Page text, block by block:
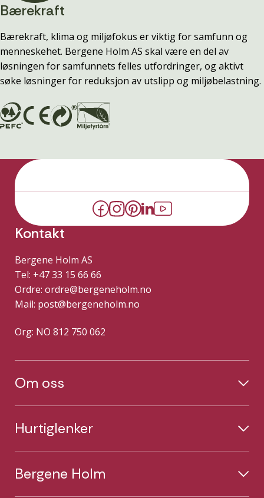
Bærekraft
Bærekraft, klima og miljøfokus er viktig for samfunn og
menneskehet. Bergene Holm AS skal være en del av
løsningen for samfunnets felles utfordringer, og aktivt
søke løsninger for reduksjon av utslipp og miljøbelastning.
Kontakt
Bergene Holm AS
Tel: +47 33 15 66 66
Ordre: ordre@bergeneholm.no
Mail: post@bergeneholm.no
Org: NO 812 750 062
Om oss
Hurtiglenker
Bergene Holm